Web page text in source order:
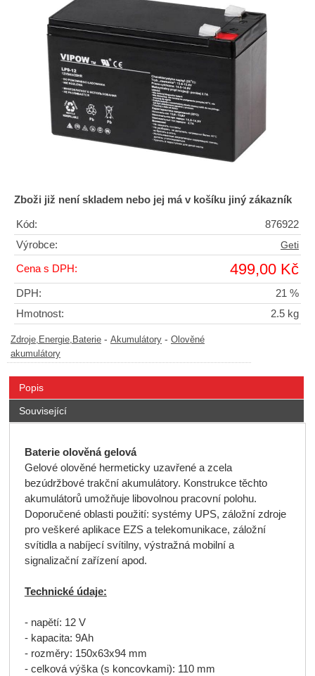
Zboži již není skladem nebo jej má v košíku jiný zákazník
Kód:
876922
Výrobce:
Geti
Cena s DPH: 499,00 Kč
DPH:
21 %
Hmotnost:
2.5 kg
Zdroje,Energie,Baterie - Akumulátory - Olověné
akumulátory
Popis
Související
Baterie olověná gelová
Gelové olověné hermeticky uzavřené a zcela
bezúdržbové trakční akumulátory. Konstrukce těchto
akumulátorů umožňuje libovolnou pracovní polohu.
Doporučené oblasti použití: systémy UPS, záložní zdroje
pro veškeré aplikace EZS a telekomunikace, záložní
svítidla a nabíjecí svítilny, výstražná mobilní a
signalizační zařízení apod.
Technické údaje:
- napětí: 12 V
- kapacita: 9Ah
- rozměry: 150x63x94 mm
- celková výška (s koncovkami): 110 mm